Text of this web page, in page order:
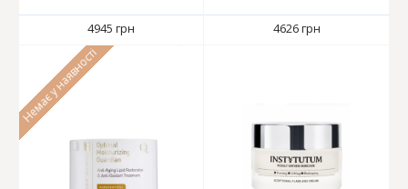
4945 грн 4626 грн
Немає у наявності